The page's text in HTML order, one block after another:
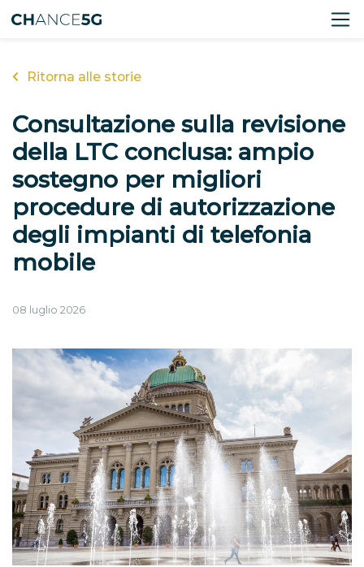
Ritorna alle storie
Consultazione sulla revisione
della LTC conclusa: ampio
sostegno per migliori
procedure di autorizzazione
degli impianti di telefonia
mobile
08 luglio 2026